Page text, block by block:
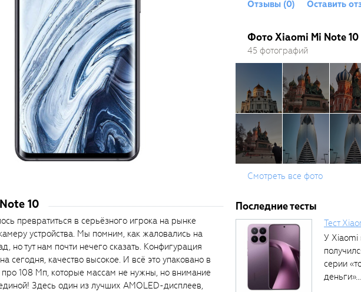
10
превратиться в серьёзного игрока на рынке
устройства. Мы помним, как жаловались на
но тут нам почти нечего сказать. Конфигурация
сегодня, качество высокое. И всё это упаковано в
108 Мп, которые массам не нужны, но внимание
Здесь один из лучших AMOLED-дисплеев,
Отзывы (0)
Оставить
Фото Xiaomi Mi Note 10
45 фотографий
Смотреть все фото
Последние тесты
Тест
У Xiaomi
серии